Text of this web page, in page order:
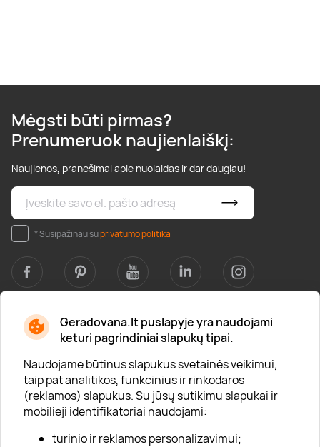
Geradovana.lt puslapyje yra naudojami
keturi pagrindiniai slapukų tipai.
Naudojame būtinus slapukus svetainės veikimui,
taip pat analitikos, funkcinius ir rinkodaros
(reklamos) slapukus. Su jūsų sutikimu slapukai ir
mobilieji identifikatoriai naudojami:
turinio ir reklamos personalizavimui;
Mėgsti būti pirmas?
Prenumeruok naujienlaiškį:
Naujienos, pranešimai apie nuolaidas ir dar daugiau!
* Susipažinau suprivatumo politika
Apie mus
Apie „Gera Dovana“
Lojalumo klubas
Karjera
Visi partneriai